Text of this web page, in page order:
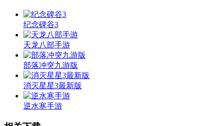
纪念碑谷3
天龙八部手游
部落冲突九游版
消灭星星3最新版
逆水寒手游